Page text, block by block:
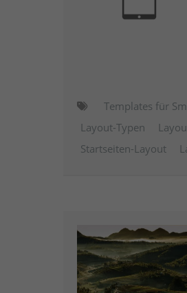
Templates für
Layout-Typen
Startseiten-Layout